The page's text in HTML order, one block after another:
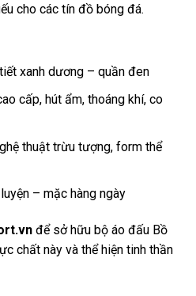
cho các tín đồ bóng đá.
xanh dương – quần đen
cấp, hút ẩm, thoáng khí, co
thuật trừu tượng, form thể
– mặc hàng ngày
để sở hữu bộ áo đấu Bồ
chất này và thể hiện tinh thần